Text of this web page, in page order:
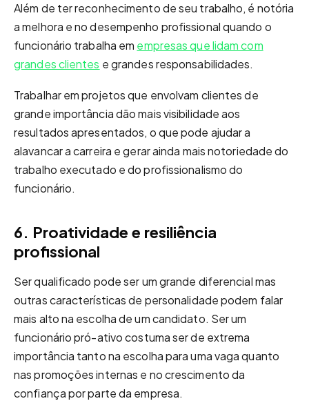
Além de ter reconhecimento de seu trabalho, é notória
a melhora e no desempenho profissional quando o
funcionário trabalha em empresas que lidam com
grandes clientes e grandes responsabilidades.
Trabalhar em projetos que envolvam clientes de
grande importância dão mais visibilidade aos
resultados apresentados, o que pode ajudar a
alavancar a carreira e gerar ainda mais notoriedade do
trabalho executado e do profissionalismo do
funcionário.
6. Proatividade e resiliência
profissional
Ser qualificado pode ser um grande diferencial mas
outras características de personalidade podem falar
mais alto na escolha de um candidato. Ser um
funcionário pró-ativo costuma ser de extrema
importância tanto na escolha para uma vaga quanto
nas promoções internas e no crescimento da
confiança por parte da empresa.